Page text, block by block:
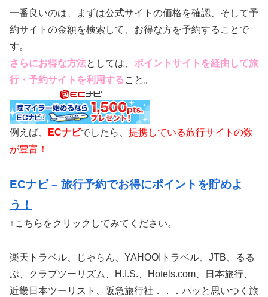
一番良いのは、まずは公式サイトの価格を確認、そして予
約サイトの金額を検索して、お得な方を予約することで
す。
さらにお得な方法としては、 ポイントサイトを経由して旅
行・予約サイトを利用すること。
例えば、 ECナビでしたら、 提携している旅行サイトの数
が豊富！
ECナビ – 旅行予約でお得にポイントを貯めよ
う！
↑こちらをクリックしてみてください。
楽天トラベル、じゃらん、YAHOO!トラベル、JTB、るる
ぶ、クラブツーリズム、H.I.S.、Hotels.com、日本旅行、
近畿日本ツーリスト、阪急旅行社．．．パッと思いつく旅